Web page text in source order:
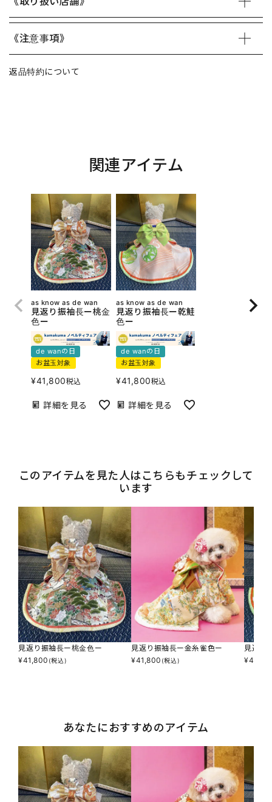
《注意事項》
返品特約について
関連アイテム
as know as de wan
見返り振袖長ー桃金
色ー
de wanの日
お盆玉対象
¥41,800税込
詳細を見る
as know as de wan
見返り振袖長ー乾鮭
色ー
de wanの日
お盆玉対象
¥41,800税込
詳細を見る
このアイテムを見た人はこちらもチェックして
います
見返り振袖長ー桃金色ー
¥41,800 (税込)
見返り振袖長ー金糸雀色ー
¥41,800 (税込)
見返り
¥
あなたにおすすめのアイテム